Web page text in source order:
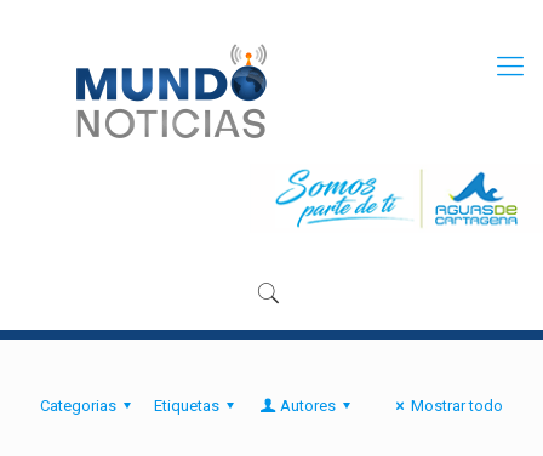
Categorias Etiquetas Autores Mostrar todo